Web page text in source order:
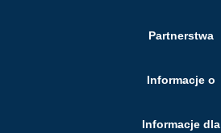
Partnerstwa
Informacje o
Informacje dla